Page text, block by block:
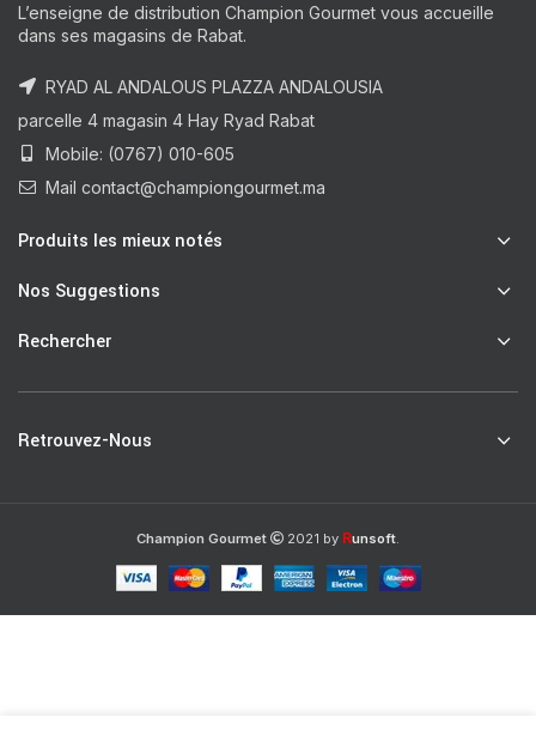
L’enseigne de distribution Champion Gourmet vous accueille
dans ses magasins de Rabat.
RYAD AL ANDALOUS PLAZZA ANDALOUSIA
parcelle 4 magasin 4 Hay Ryad Rabat
Mobile: (0767) 010-605
Mail contact@championgourmet.ma
Produits les mieux notés
Nos Suggestions
Rechercher
Retrouvez-Nous
Champion Gourmet 2021 by Runsoft